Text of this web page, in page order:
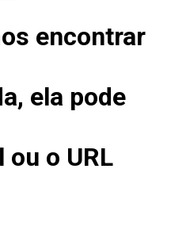
encontrar
ela pode
o URL